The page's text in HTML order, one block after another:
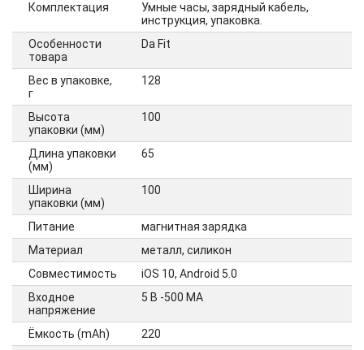
Комплектация
Умные часы, зарядный кабель,
инструкция, упаковка.
Особенности
товара
Da Fit
Вес в упаковке,
г
128
Высота
упаковки (мм)
100
Длина упаковки
(мм)
65
Ширина
упаковки (мм)
100
Питание
магнитная зарядка
Материал
металл, силикон
Совместимость
iOS 10, Android 5.0
Входное
напряжение
5 В -500 МА
Ёмкость (mAh)
220